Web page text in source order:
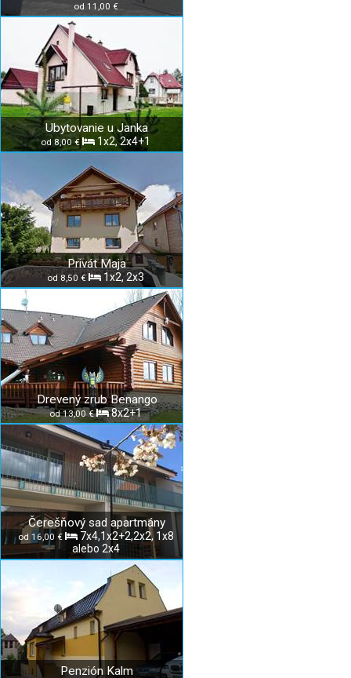
od 11,00 €
Ubytovanie u Janka
od 8,00 € 1x2, 2x4+1
Privát Maja
od 8,50 € 1x2, 2x3
Drevený zrub Benango
od 13,00 € 8x2+1
Čerešňový sad apartmány
od 16,00 €
7x4,1x2+2,2x2, 1x8
alebo 2x4
Penzión Kalm